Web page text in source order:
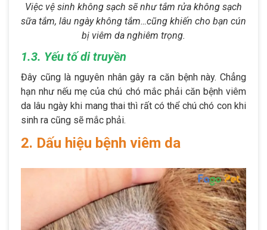
Việc vệ sinh không sạch sẽ như tắm rửa không sạch
sữa tắm, lâu ngày không tắm…cũng khiến cho bạn cún
bị viêm da nghiêm trọng.
1.3. Yếu tố di truyền
Đây cũng là nguyên nhân gây ra căn bệnh này. Chẳng
hạn như nếu mẹ của chú chó mắc phải căn bệnh viêm
da lâu ngày khi mang thai thì rất có thể chú chó con khi
sinh ra cũng sẽ mắc phải.
2. Dấu hiệu bệnh viêm da